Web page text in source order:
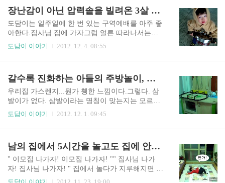
도 있었는데 다행히 도담이는 엄마에게 사진 한장
찍을 시간은..
가위를 벌리고 한 손으로 가위를 오므려 종이를 자
른다. 그리고 또 양 손으로 가위를 벌리고... 한 손
으로 가위를 벌리기엔 아직 손가락 힘이 많이 부족
한 모양이다. 가위가 도담이에게는 크고 좀 뻑뻑하
기도 하고... 작은 가위를 사용하면 좀 더 편하게 할
하지만 그냥 지켜 볼 밖에... ㅇㅎㅎ
장난감이 아닌 압력솥을 빌려온 3살 도담이
도담이는 일주일에 한 번 있는 구역예배를 아주 좋
아한다.집사님 집에 가자그럼 얼른 따라나서는데
늘상 그렇듯 집에 들어서자마자 싱크대부터 접수
한 일이 없으면 염치 불구하고 더 놀다 오곤 했다.
그런데 얼마전에는 구역예배에 갔다가실컷 놀고
집에 가야할 때쯤 도담이가 새로운 솥을 발견했다.
압력솥이었는데 평소 보던 것과는 다른 모양이라
서 더 관심을 보였다.그러더니 집에 가자니까 그 솥
했는데3살짜리가 장난감이 아닌 압력솥을 빌리다
니... ㅠㅠ아무리 주방 살림을 좋아한데도 이..
도담이 이야기 2012. 12. 4. 08:55
갈수록 진화하는 아들의 주방놀이, 엄마는 난감해
우리집 가스렌지...뭔가 휑한 느낌이다.그렇다. 삼
발이가 없다. 삼발이라는 명칭이 맞는지는 모르겠
지만우리는 그걸 삼발이라고 부른다. " 도담이는
놀라고 줬는데 그걸론 성에 안차는지...??집에 있는
주방 살림은 모두 도담이의 놀이감일 뿐이다. 요리
를 하려면 도담이에게서 냄비를 빌려야 하는데이
제는 삼발이까지 빌려야 하는 상황이다. 어쩔 수 없
도담이 이야기 2012. 12. 1. 09:45
남의 집에서 5시간을 놀고도 집에 안간다는 아들, 에휴~~
" 이모집 나가자! 이모집 나가자! "" 집사님 나가
자! 집사님 나가자! " 집에서 놀다가 지루해지면 하
는 말이다.이모집에 가자고, 집사님집에 가자고 노